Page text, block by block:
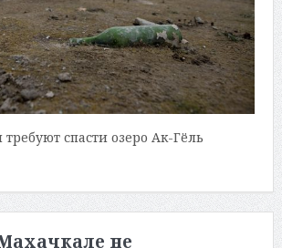
спасти озеро Ак-Гёль
не